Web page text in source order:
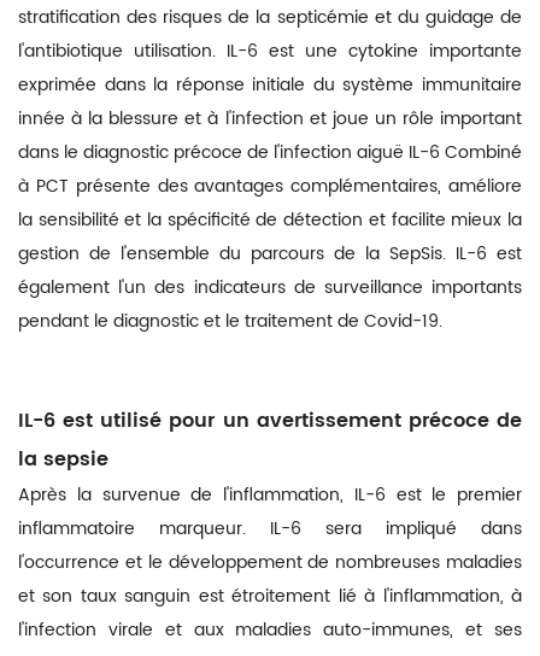
stratification des risques de la septicémie et du guidage de
l'antibiotique utilisation. IL-6 est une cytokine importante
exprimée dans la réponse initiale du système immunitaire
innée à la blessure et à l'infection et joue un rôle important
dans le diagnostic précoce de l'infection aiguë IL-6 Combiné
à PCT présente des avantages complémentaires, améliore
la sensibilité et la spécificité de détection et facilite mieux la
gestion de l'ensemble du parcours de la SepSis. IL-6 est
également l'un des indicateurs de surveillance importants
pendant le diagnostic et le traitement de Covid-19.
IL-6 est utilisé pour un avertissement précoce de
la sepsie
Après la survenue de l'inflammation, IL-6 est le premier
inflammatoire marqueur. IL-6 sera impliqué dans
l'occurrence et le développement de nombreuses maladies
et son taux sanguin est étroitement lié à l'inflammation, à
l'infection virale et aux maladies auto-immunes, et ses